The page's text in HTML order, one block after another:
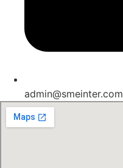
admin@smeinter.com